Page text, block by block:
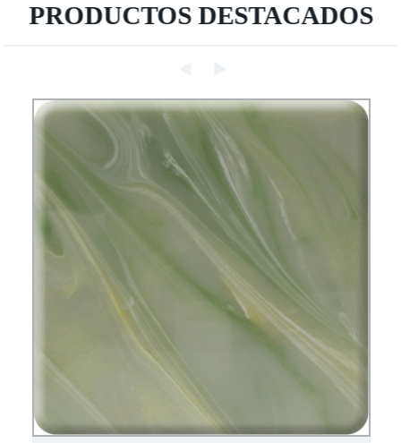
PRODUCTOS DESTACADOS